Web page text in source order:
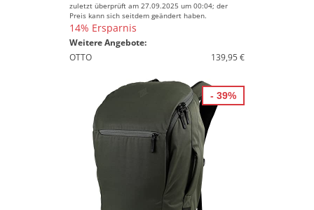
zuletzt überprüft am 27.09.2025 um 00:04; der
Preis kann sich seitdem geändert haben.
14% Ersparnis
Weitere Angebote:
OTTO
139,95 €
- 39%